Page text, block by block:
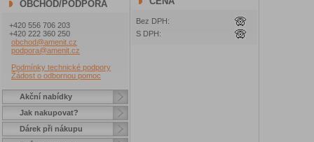
OBCHOD/PODPORA
+420 556 706 203
+420 222 360 250
obchod@amenit.cz
podpora@amenit.cz
Podmínky technické podpory
Žádost o odbornou pomoc
Akční nabídky
Jak nakupovat?
Dárek při nákupu
Bez DPH:
S DPH: